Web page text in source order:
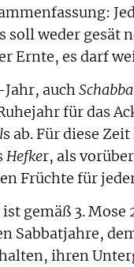
soll weder gesät
Ernte, es darf
Jahr, auch
für das
s ab. Für diese
Hefker, als
Früchte für
gemäß 3.
Sabbatjahre,
ihren